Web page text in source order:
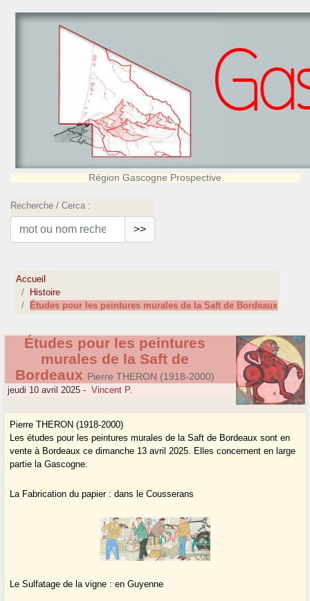
Région Gascogne Prospective
Recherche / Cerca :
>>
Accueil
Histoire
Études pour les peintures murales de la Saft de Bordeaux
Études pour les peintures
murales de la Saft de
Bordeaux Pierre THERON (1918-2000)
jeudi 10 avril 2025 - Vincent P.
Pierre THERON (1918-2000)
Les études pour les peintures murales de la Saft de Bordeaux sont en
vente à Bordeaux ce dimanche 13 avril 2025. Elles concernent en large
partie la Gascogne.
La Fabrication du papier : dans le Cousserans
Le Sulfatage de la vigne : en Guyenne